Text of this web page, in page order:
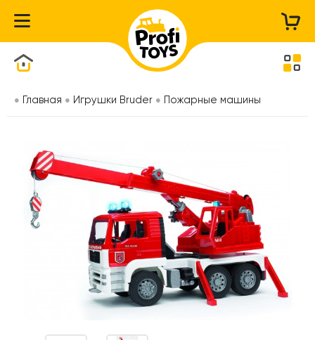
Главная Игрушки Bruder Пожарные машины
Каталог товаров